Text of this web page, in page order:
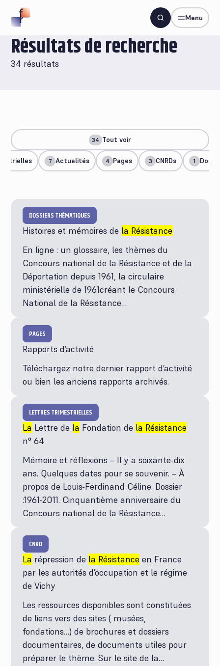
Menu
Résultats de recherche
34 résultats
Tout voir
34
Actualités
7 Pages
4 CNRDs
3 1
Histoires et mémoires de la Résistance
En ligne : un glossaire, les thèmes du
Concours national de la Résistance et de la
Déportation depuis 1961, la circulaire
ministérielle de 1961créant le Concours
National de la Résistance…
DOSSIERS THÉMATIQUES
Rapports d’activité
Téléchargez notre dernier rapport d’activité
ou bien les anciens rapports archivés.
PAGES
La Lettre de la Fondation de la Résistance
n° 64
Mémoire et réflexions – Il y a soixante-dix
ans. Quelques dates pour se souvenir. – À
propos de Louis-Ferdinand Céline. Dossier
:1961-2011. Cinquantième anniversaire du
Concours national de la Résistance…
LETTRES TRIMESTRIELLES
La répression de la Résistance en France
par les autorités d’occupation et le régime
de Vichy
Les ressources disponibles sont constituées
de liens vers des sites ( musées,
fondations…) de brochures et dossiers
documentaires, de documents utiles pour
préparer le thème. Sur le site de la…
CNRD